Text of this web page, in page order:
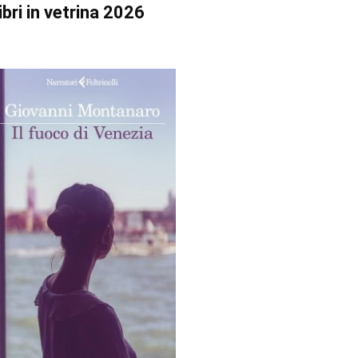
in vetrina 2026